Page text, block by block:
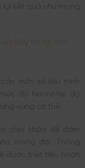
lại kết quả như mong
một số liệu trình
độ hormone, độ
vùng cơ thể.
chìa khóa để đảm
mong đợi. Thông
được triệt tiêu hoàn